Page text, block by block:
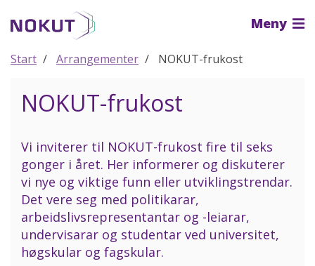
hovedinnhold
Meny
Start Arrangementer NOKUT-frukost
NOKUT-frukost
Vi inviterer til NOKUT-frukost fire til seks
gonger i året. Her informerer og diskuterer
vi nye og viktige funn eller utviklingstrendar.
Det vere seg med politikarar,
arbeidslivsrepresentantar og -leiarar,
undervisarar og studentar ved universitet,
høgskular og fagskular.